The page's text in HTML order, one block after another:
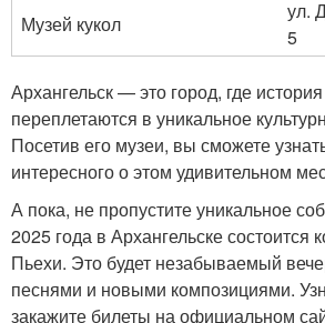
Музей кукол
ул.
5
Архангельск — это город, где
переплетаются в уникальное
Посетив его музеи, вы сможете
интересного о этом удивительном
А пока, не пропустите уникальное
2025 года в Архангельске состоится
Пьехи. Это будет незабываемый
песнями и новыми композициями.
закажите билеты на официальном